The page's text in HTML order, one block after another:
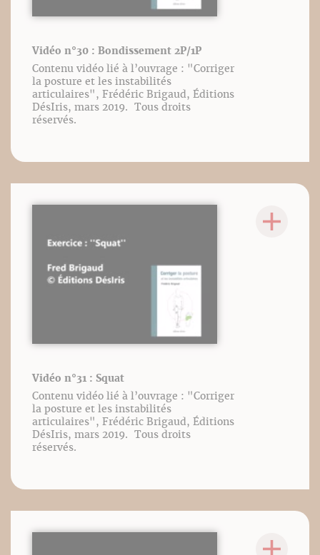
Vidéo n°30 : Bondissement 2P/1P
Contenu vidéo lié à l’ouvrage : "Corriger
la posture et les instabilités
articulaires", Frédéric Brigaud, Éditions
DésIris, mars 2019. Tous droits
réservés.
Vidéo n°31 : Squat
Contenu vidéo lié à l’ouvrage : "Corriger
la posture et les instabilités
articulaires", Frédéric Brigaud, Éditions
DésIris, mars 2019. Tous droits
réservés.